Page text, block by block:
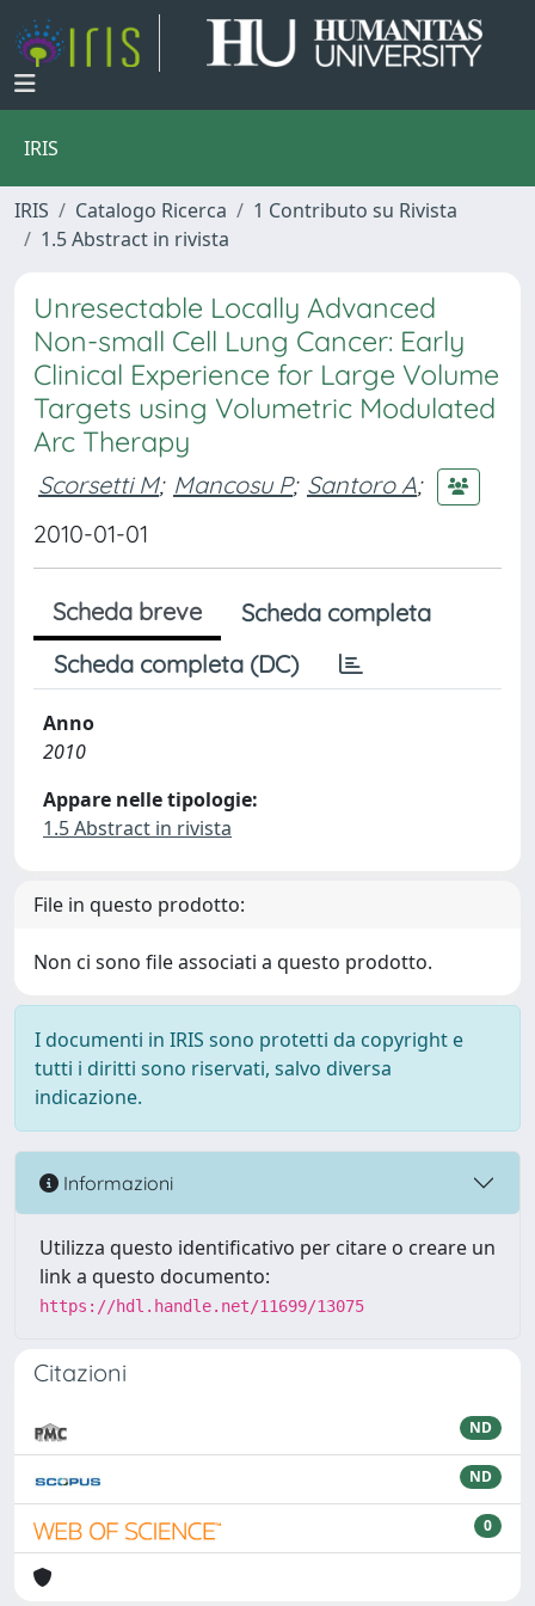
IRIS
IRIS Catalogo Ricerca
1 Contributo su Rivista
1.5 Abstract in rivista
Unresectable Locally Advanced
Non-small Cell Lung Cancer: Early
Clinical Experience for Large Volume
Targets using Volumetric Modulated
Arc Therapy
Scorsetti M; Mancosu P; Santoro A;
2010-01-01
Scheda breve
Scheda completa
Scheda completa (DC)
Anno
2010
Appare nelle tipologie:
1.5 Abstract in rivista
File in questo prodotto:
Non ci sono file associati a questo prodotto.
I documenti in IRIS sono protetti da copyright e
tutti i diritti sono riservati, salvo diversa
indicazione.
Informazioni
Utilizza questo identificativo per citare o creare un
link a questo documento:
https://hdl.handle.net/11699/13075
Citazioni
ND
ND
0